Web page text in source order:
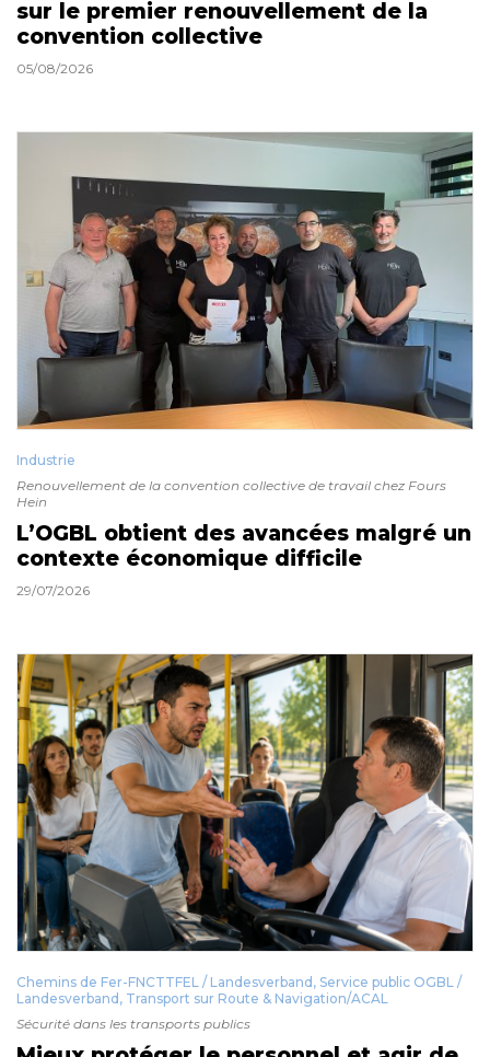
sur le premier renouvellement de la
convention collective
05/08/2026
Industrie
Renouvellement de la convention collective de travail chez Fours
Hein
L’OGBL obtient des avancées malgré un
contexte économique difficile
29/07/2026
Chemins de Fer-FNCTTFEL / Landesverband, Service public OGBL /
Landesverband, Transport sur Route & Navigation/ACAL
Sécurité dans les transports publics